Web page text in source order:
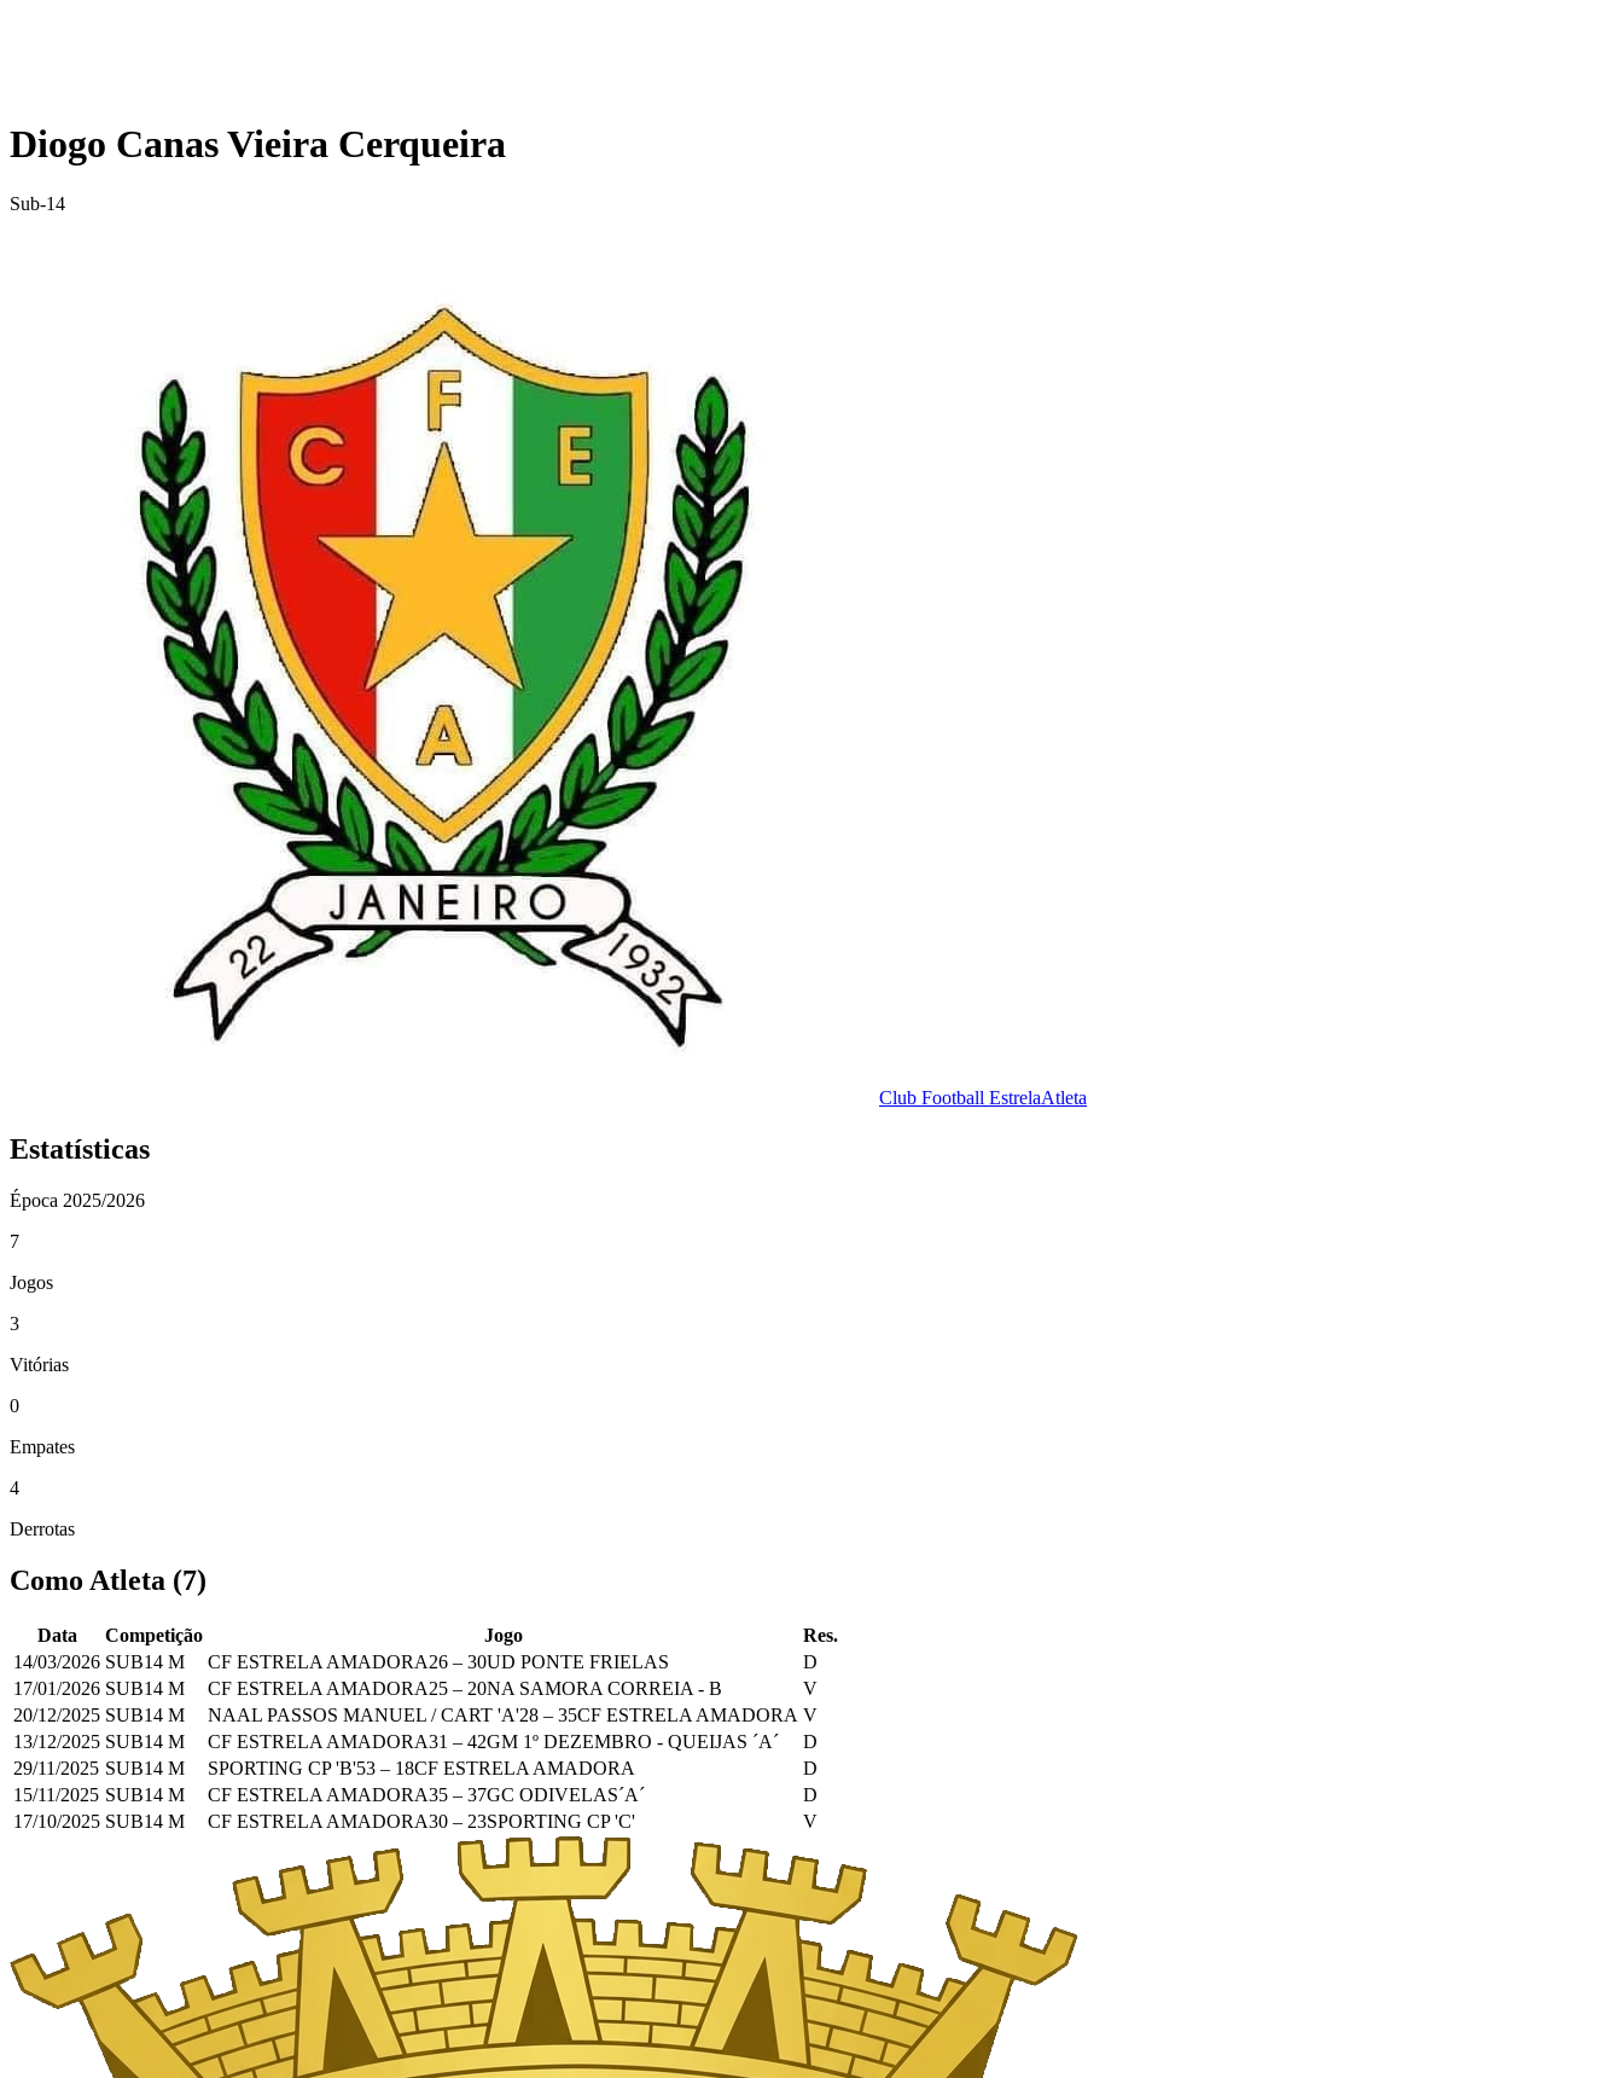
Diogo Canas Vieira Cerqueira
Sub-14
Club Football EstrelaAtleta
Estatísticas
Época 2025/2026
7
Jogos
3
Vitórias
0
Empates
4
Derrotas
Como Atleta (7)
Data Competição Jogo
Res.
14/03/2026 SUB14 M CF ESTRELA AMADORA26 – 30UD PONTE FRIELAS
D
17/01/2026 SUB14 M CF ESTRELA AMADORA25 – 20NA SAMORA CORREIA - B
V
20/12/2025 SUB14 M NAAL PASSOS MANUEL / CART 'A'28 – 35CF ESTRELA AMADORA V
13/12/2025 SUB14 M CF ESTRELA AMADORA31 – 42GM 1º DEZEMBRO - QUEIJAS ´A´
D
29/11/2025 SUB14 M SPORTING CP 'B'53 – 18CF ESTRELA AMADORA
D
15/11/2025 SUB14 M CF ESTRELA AMADORA35 – 37GC ODIVELAS´A´
D
17/10/2025 SUB14 M CF ESTRELA AMADORA30 – 23SPORTING CP 'C' V